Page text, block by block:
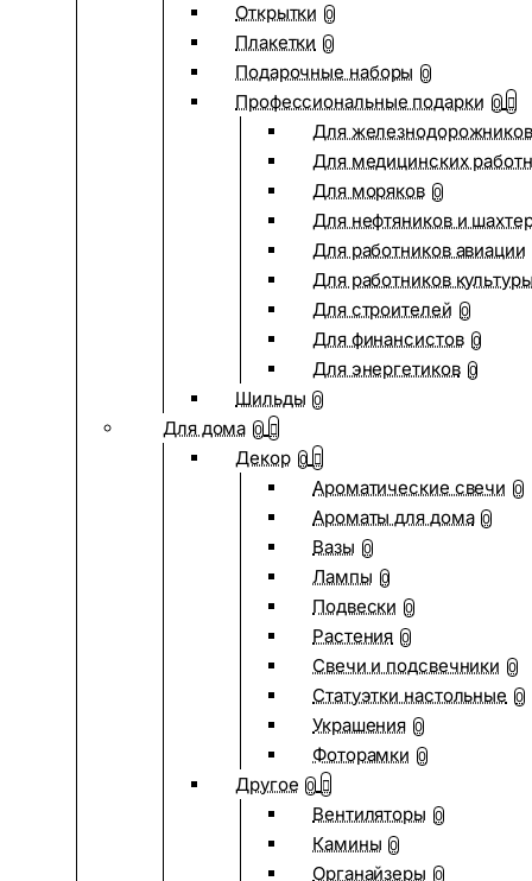
Открытки 0
Плакетки 0
Подарочные наборы 0
Профессиональные подарки 0
Для железнодорожников
Для медицинских
Для моряков 0
Для нефтяников и
Для работников авиации
Для работников
Для строителей 0
Для финансистов 0
Для энергетиков 0
Шильды 0
Для дома 0
Декор 0
Ароматические свечи 0
Ароматы для дома 0
Вазы 0
Лампы 0
Подвески 0
Растения 0
Свечи и подсвечники 0
Статуэтки настольные 0
Украшения 0
Фоторамки 0
Другое 0
Вентиляторы 0
Камины 0
Органайзеры 0